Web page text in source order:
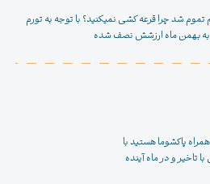
شد چرا قرعه کشی نمیکنید؟ با توجه به تورم
پاکشوما هستید با
تاخیر و در ماه آینده